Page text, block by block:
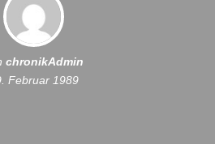
chronikAdmin
Februar 1989